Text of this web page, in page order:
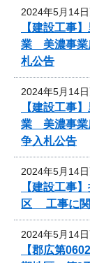
2024年5月14
【建設工事
業 美濃事業
札公告
2024年5月14
【建設工事
業 美濃事業
争入札公告
2024年5月14
【建設工事
区 工事に関
2024年5月14
【郡広第